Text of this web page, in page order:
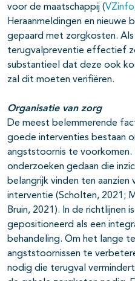
voor de maatschappij (
Heraanmeldingen en nieuwe
gepaard met zorgkosten.
terugvalpreventie effectief
substantieel dat deze ook
zal dit moeten verifiëren.
Organisatie van zorg
De meest belemmerende
goede interventies bestaan
angststoornis te voorkomen.
onderzoeken gedaan die
belangrijk vinden ten
interventie (Scholten, 2021;
Bruin, 2021). In de richtlijnen
gepositioneerd als een
behandeling. Om het lange
angststoornissen te
nodig die terugval